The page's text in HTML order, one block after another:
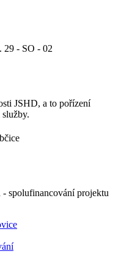
JSHD, a to pořízení
spolufinancování projektu